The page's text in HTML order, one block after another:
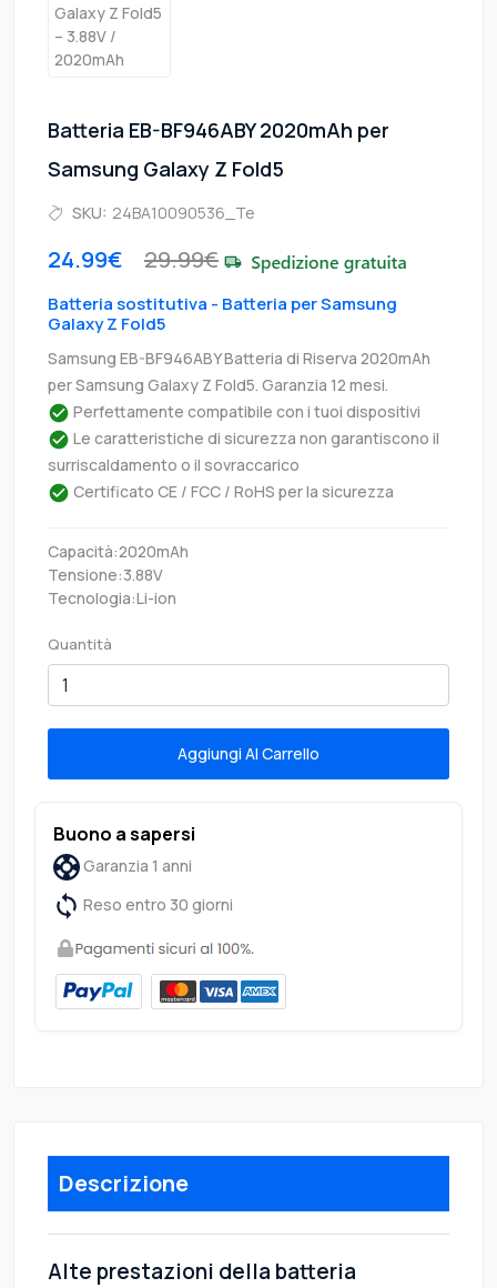
Batteria EB-BF946ABY 2020mAh per
Samsung Galaxy Z Fold5
SKU: 24BA10090536_Te
24.99€ 29.99€
Batteria sostitutiva - Batteria per Samsung
Galaxy Z Fold5
Samsung EB-BF946ABY Batteria di Riserva 2020mAh
per Samsung Galaxy Z Fold5. Garanzia 12 mesi.
Perfettamente compatibile con i tuoi dispositivi
Le caratteristiche di sicurezza non garantiscono il
surriscaldamento o il sovraccarico
Certificato CE / FCC / RoHS per la sicurezza
Capacità:2020mAh
Tensione:3.88V
Tecnologia:Li-ion
Quantità
Aggiungi Al Carrello
Buono a sapersi
Garanzia 1 anni
Reso entro 30 giorni
Descrizione
Alte prestazioni della batteria